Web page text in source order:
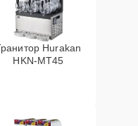
Hurakan
HKN-MT45